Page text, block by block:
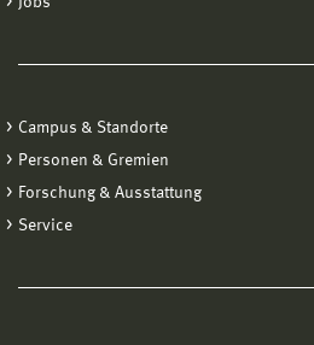
Düsseldorf, Verlag Stahleisen,
3-514-00806-9
[6] Pyttel, B., Brunner, I.,
Campus & Standorte
Personen & Gremien
Forschung & Ausstattung
Service